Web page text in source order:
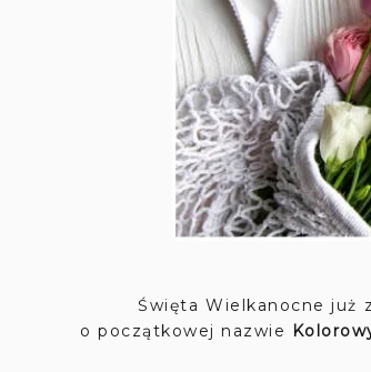
Święta Wielkanocne już za
o początkowej nazwie